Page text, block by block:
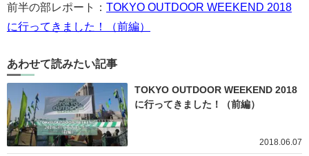
前半の部レポート： TOKYO OUTDOOR WEEKEND 2018
に行ってきました！（前編）
あわせて読みたい記事
TOKYO OUTDOOR WEEKEND 2018
に行ってきました！（前編）
2018.06.07